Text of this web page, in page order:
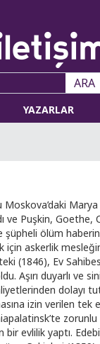
ARA
YAZARLAR
Puşkin, Goethe,
ölüm
için askerlik
(1846), Ev
Aşırı duyarlı
dolayı
izin verilen
evlilik yaptı.